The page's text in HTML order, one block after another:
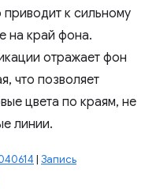
к сильному
на край фона.
отражает фон
что позволяет
цвета по краям, не
линии.
| Запись